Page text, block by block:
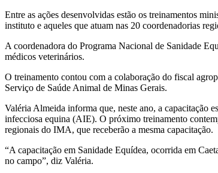
Entre as ações desenvolvidas estão os treinamentos
instituto e aqueles que atuam nas 20 coordenadorias
A coordenadora do Programa Nacional de Sanidade
médicos veterinários.
O treinamento contou com a colaboração do fiscal
Serviço de Saúde Animal de Minas Gerais.
Valéria Almeida informa que, neste ano, a capacitação
infecciosa equina (AIE). O próximo treinamento
regionais do IMA, que receberão a mesma capacitação.
“A capacitação em Sanidade Equídea, ocorrida em
no campo”, diz Valéria.